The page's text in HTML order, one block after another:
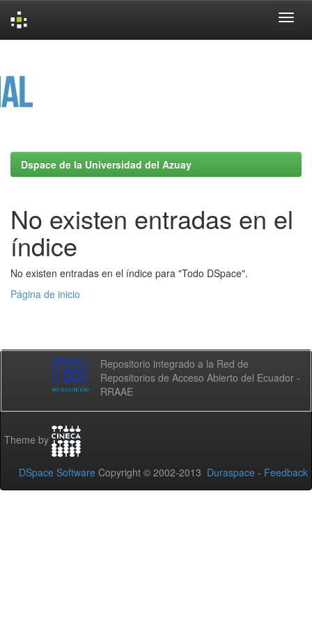
Dspace de la Universidad del Azuay
No existen entradas en el
índice
No existen entradas en el índice para "Todo DSpace".
Página de inicio
Repositorio integrado a la Red de
Repositorios de Acceso Abierto del Ecuador -
RRAAE
Theme by
DSpace Software Copyright © 2002-2013 Duraspace - Feedback